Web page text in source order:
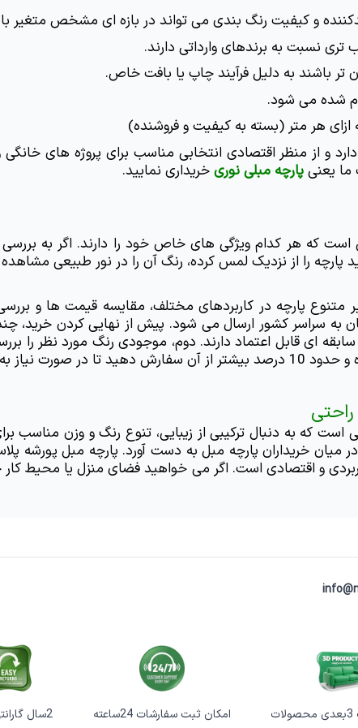
و کیفیت رنگ بندی می تواند در بازه ای مشخص متغیر
نسبت به برندهای وارداتی دارند.
باشند به دلیل فرآیند چاپ یا بافت خاص.
شده می شود.
ما یعنی پارچه مبلی نوری خریداری نمایید.
کمبود نشوید.
امکان ثبت سفارشات 24ساعته 2سال گارانتی خرابی